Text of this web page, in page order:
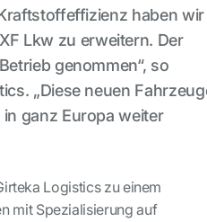
haben wir
Lkw zu erweitern. Der
genommen“, so
„Diese neuen
ganz Europa weiter
Logistics zu einem
mit Spezialisierung auf